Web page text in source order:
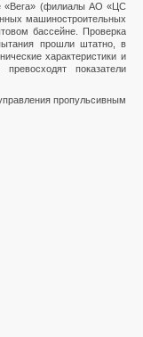
«Вега» (филиалы АО «ЦС
машиностроительных
бассейне. Проверка
прошли штатно, в
характеристики и
показатели
пропульсивным